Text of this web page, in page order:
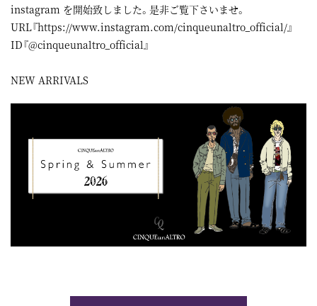
instagram を開始致しました。是非ご覧下さいませ。
URL『https://www.instagram.com/cinqueunaltro_official/』
ID『@cinqueunaltro_official』
NEW ARRIVALS